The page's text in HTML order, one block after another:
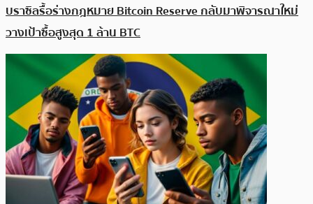
บราซิลรื้อร่างกฎหมาย Bitcoin Reserve กลับมาพิจารณาใหม่
วางเป้าซื้อสูงสุด 1 ล้าน BTC